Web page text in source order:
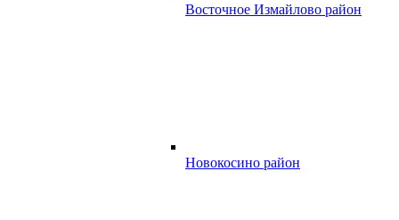
Восточное Измайлово район
Новокосино район